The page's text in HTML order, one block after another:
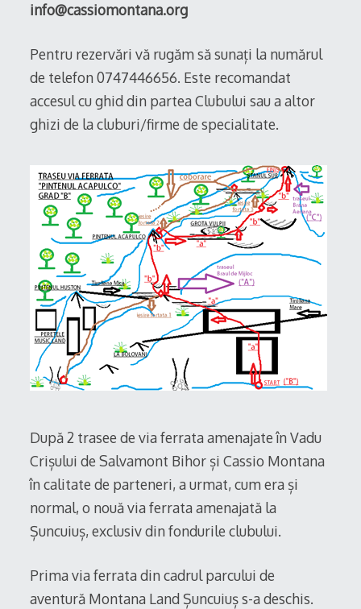
info@cassiomontana.org
Pentru rezervări vă rugăm să sunați la numărul
de telefon 0747446656. Este recomandat
accesul cu ghid din partea Clubului sau a altor
ghizi de la cluburi/firme de specialitate.
După 2 trasee de via ferrata amenajate în Vadu
Crișului de Salvamont Bihor și Cassio Montana
în calitate de parteneri, a urmat, cum era și
normal, o nouă via ferrata amenajată la
Șuncuiuș, exclusiv din fondurile clubului.
Prima via ferrata din cadrul parcului de
aventură Montana Land Șuncuiuș s-a deschis.